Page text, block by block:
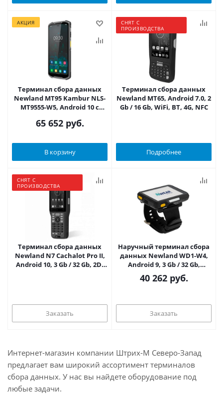
АКЦИЯ
Терминал сбора данных
Newland MT95 Kambur NLS-
MT9555-W5, Android 10 с
Bluetooth / Wi-Fi / 4G / GPS,
65 652руб.
В корзину
СНЯТ С
ПРОИЗВОДСТВА
Терминал сбора данных
Newland MT65, Android 7.0, 2
Gb / 16 Gb, WiFi, BT, 4G, NFC
Подробнее
СНЯТ С
ПРОИЗВОДСТВА
Терминал сбора данных
Newland N7 Cachalot Pro II,
Android 10, 3 Gb / 32 Gb, 2D,
Заказать
Наручный терминал сбора
данных Newland WD1-W4,
Android 9, 3 Gb / 32 Gb,
Bluetooth / Wi-Fi / 4G / GPS,
NFC, камера, 3300 мАч
40 262руб.
Заказать
Интернет-магазин компании Штрих-М Северо-Запад
предлагает вам широкий ассортимент терминалов
сбора данных. У нас вы найдете оборудование под
любые задачи.